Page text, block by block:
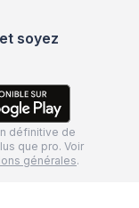
soyez
définitive de
que pro. Voir
générales.